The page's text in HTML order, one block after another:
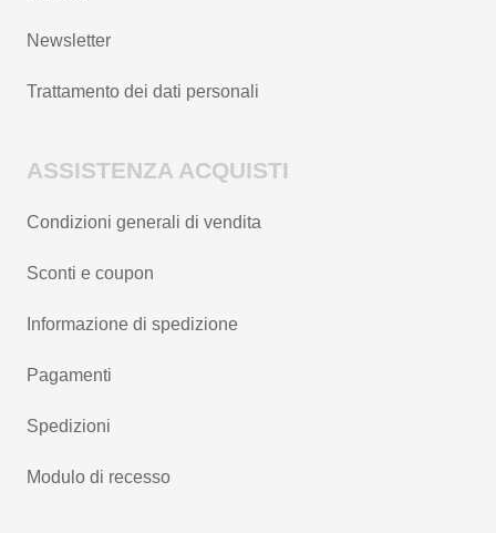
Newsletter
Trattamento dei dati personali
ASSISTENZA ACQUISTI
Condizioni generali di vendita
Sconti e coupon
Informazione di spedizione
Pagamenti
Spedizioni
Modulo di recesso